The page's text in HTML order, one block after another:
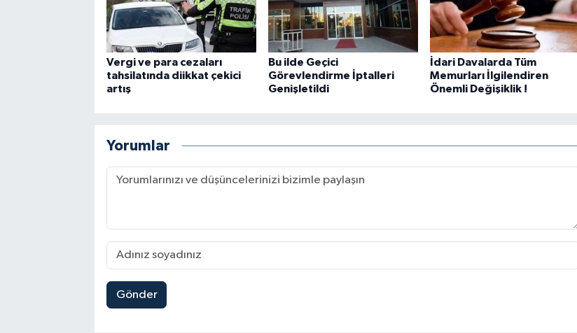
Vergi ve para cezaları
tahsilatında diikkat çekici
artış
Bu ilde Geçici
Görevlendirme İptalleri
Genişletildi
İdari Davalarda Tüm
Memurları İlgilendiren
Önemli Değişiklik !
Yorumlar
Gönder